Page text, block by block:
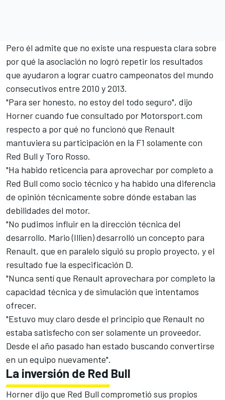
Pero él admite que no existe una respuesta clara sobre
por qué la asociación no logró repetir los resultados
que ayudaron a lograr cuatro campeonatos del mundo
consecutivos entre 2010 y 2013.
"Para ser honesto, no estoy del todo seguro", dijo
Horner cuando fue consultado por Motorsport.com
respecto a por qué no funcionó que Renault
mantuviera su participación en la F1 solamente con
Red Bull y Toro Rosso.
"Ha habido reticencia para aprovechar por completo a
Red Bull como socio técnico y ha habido una diferencia
de opinión técnicamente sobre dónde estaban las
debilidades del motor.
"No pudimos influir en la dirección técnica del
desarrollo. Mario (Illien) desarrolló un concepto para
Renault, que en paralelo siguió su propio proyecto, y el
resultado fue la especificación D.
"Nunca sentí que Renault aprovechara por completo la
capacidad técnica y de simulación que intentamos
ofrecer.
"Estuvo muy claro desde el principio que Renault no
estaba satisfecho con ser solamente un proveedor.
Desde el año pasado han estado buscando convertirse
en un equipo nuevamente".
La inversión de Red Bull
Horner dijo que Red Bull comprometió sus propios